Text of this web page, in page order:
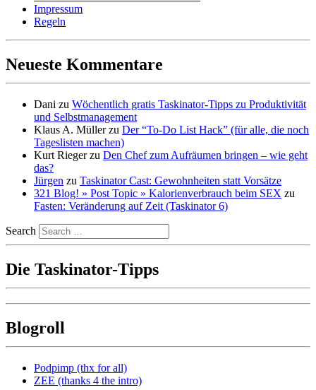
Impressum
Regeln
Neueste Kommentare
Dani zu Wöchentlich gratis Taskinator-Tipps zu Produktivität
und Selbstmanagement
Klaus A. Müllerzu Der “To-Do List Hack” (für alle, die noch
Tageslisten machen)
Kurt Riegerzu Den Chef zum Aufräumen bringen – wie geht
das?
Jürgen zu Taskinator Cast: Gewohnheiten statt Vorsätze
321 Blog! » Post Topic » Kalorienverbrauch beim SEX zu
Fasten: Veränderung auf Zeit (Taskinator 6)
Search
Die Taskinator-Tipps
Blogroll
Podpimp (thx for all)
ZEE (thanks 4 the intro)